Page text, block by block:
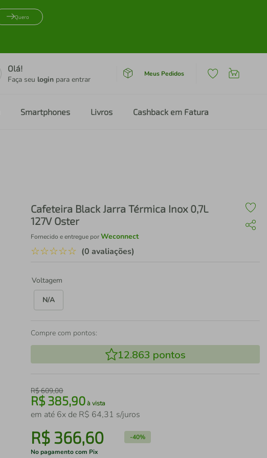
Quero
Olá!
Faça seu login para entrar
Meus Pedidos
Smartphones Livros Cashback em Fatura
Cafeteira Black Jarra Térmica Inox 0,7L
127V Oster
Fornecido e entregue porWeconnect
☆☆☆☆☆ (0 avaliações)
Voltagem
N/A
Compre com pontos:
12.863 pontos
R$609,00
R$385,90 à vista
em até 6x de R$ 64,31 s/juros
R$ 366,60 -40%
No pagamento com Pix